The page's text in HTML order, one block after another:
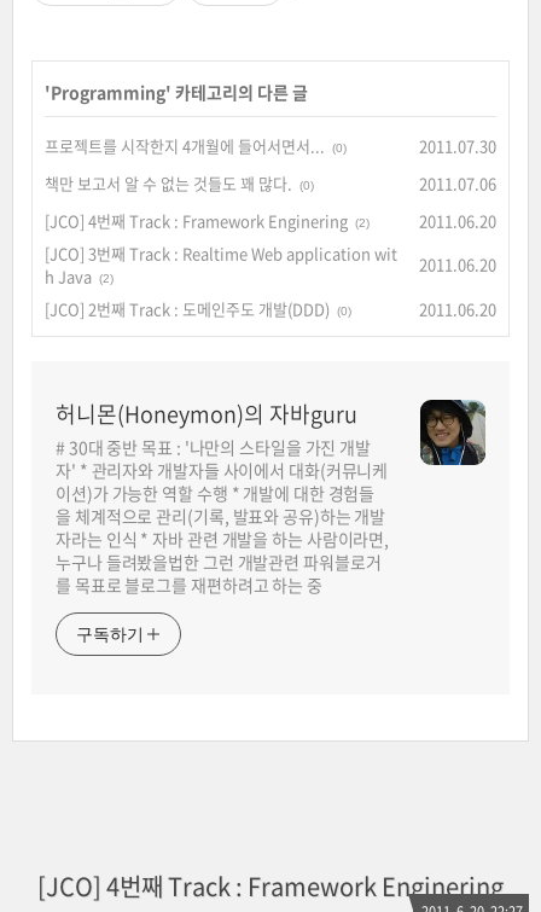
'Programming' 카테고리의 다른 글
프로젝트를 시작한지 4개월에 들어서면서... (0)
2011.07.30
책만 보고서 알 수 없는 것들도 꽤 많다.
(0)
2011.07.06
[JCO] 4번째 Track : Framework Enginering (2)
2011.06.20
[JCO] 3번째 Track : Realtime Web application wit
h Java (2)
2011.06.20
[JCO] 2번째 Track : 도메인주도 개발(DDD)
(0) 2011.06.20
허니몬(Honeymon)의 자바guru
# 30대 중반 목표 : '나만의 스타일을 가진 개발
자' * 관리자와 개발자들 사이에서 대화(커뮤니케
이션)가 가능한 역할 수행 * 개발에 대한 경험들
을 체계적으로 관리(기록, 발표와 공유)하는 개발
자라는 인식 * 자바 관련 개발을 하는 사람이라면,
누구나 들려봤을법한 그런 개발관련 파워블로거
를 목표로 블로그를 재편하려고 하는 중
구독하기
[JCO] 4번째 Track : Framework Enginering